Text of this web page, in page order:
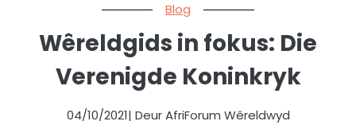
Blog
Wêreldgids in fokus: Die
Verenigde Koninkryk
04/10/2021| Deur AfriForum Wêreldwyd